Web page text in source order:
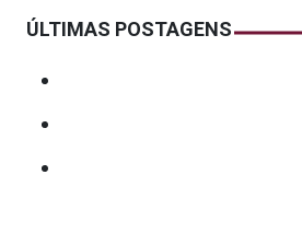
ÚLTIMAS POSTAGENS